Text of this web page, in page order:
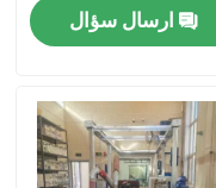
ارسال سؤال